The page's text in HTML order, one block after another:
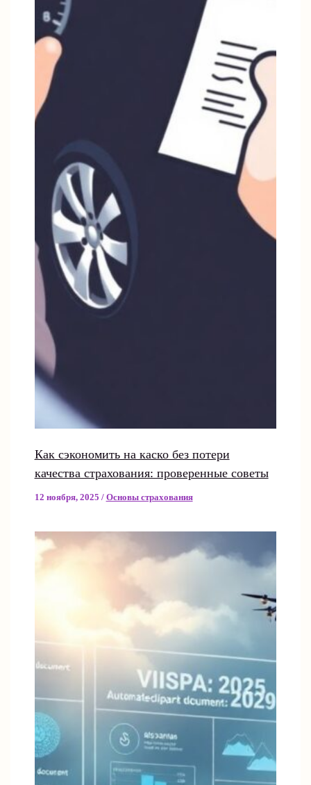
Как сэкономить на каско без потери
качества страхования: проверенные советы
12 ноября, 2025 / Основы страхования